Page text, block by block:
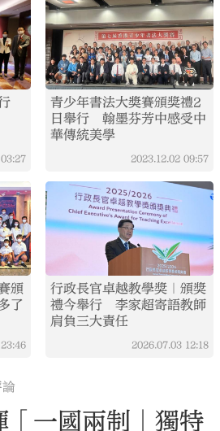
行
03:27
青少年書法大奬賽頒獎禮2
日舉行 翰墨芬芳中感受中
華傳統美學
2023.12.02 09:57
頒
了
23:46
行政長官卓越教學獎｜頒獎
禮今舉行 李家超寄語教師
肩負三大責任
2026.07.03 12:18
「一國兩制」獨特